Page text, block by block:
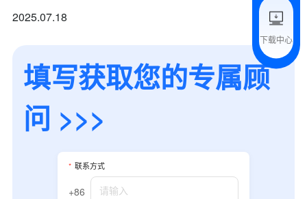
2025.07.18
填写获取您的专属顾
问 >>>
* 联系方式
+86
下载中心
我是老客户，了解最新优惠